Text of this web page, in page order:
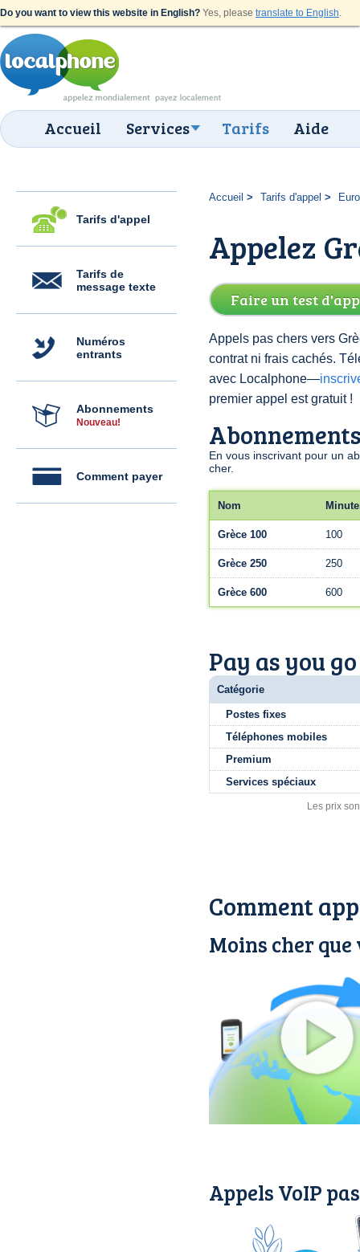
Do you want to view this website in English? Yes, please translate to English.
Accueil Services Tarifs Aide
Tarifs d'appel
Tarifs de
message texte
Numéros
entrants
Abonnements
Nouveau!
Comment payer
Accueil Tarifs d'appel
Appelez
Faire un test
Appels pas chers vers
contrat ni frais cachés.
avec Localphone—
premier appel est gratuit !
En vous inscrivant pour un
cher.
Nom
Grèce 100 100
Grèce 250 250
Grèce 600 600
Pay as you
Catégorie
Postes fixes
Téléphones mobiles
Premium
Services spéciaux
Les prix
Comment
Moins cher
Appels VoIP